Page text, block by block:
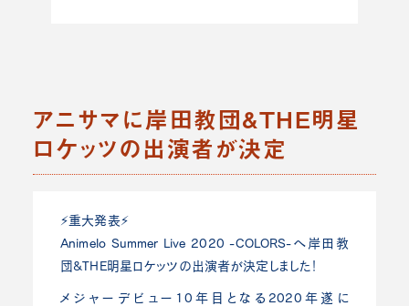
アニサマに岸田教団&THE明星
ロケッツの出演者が決定
⚡️重大発表⚡️
Animelo Summer Live 2020 -COLORS-へ岸田教
団&THE明星ロケッツの出演者が決定しました！
メジャーデビュー10年目となる2020年遂に